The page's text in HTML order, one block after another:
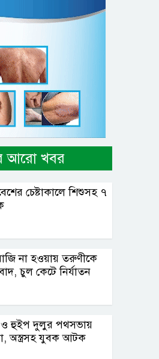
আরো খবর
চেষ্টাকালে শিশুসহ ৭
না হওয়ায় তরুণীকে
চুল কেটে নির্যাতন
ও হুইপ দুলুর পথসভায়
অস্ত্রসহ যুবক আটক